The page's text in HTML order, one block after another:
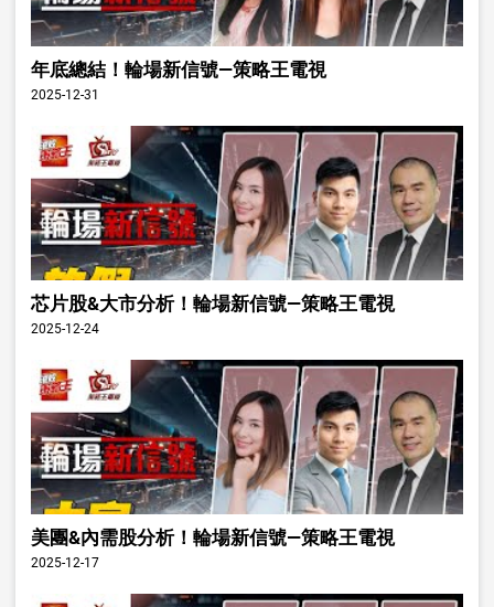
年底總結！輪場新信號—策略王電視
2025-12-31
芯片股&大市分析！輪場新信號—策略王電視
2025-12-24
美團&內需股分析！輪場新信號—策略王電視
2025-12-17